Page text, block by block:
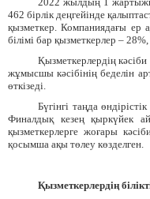
462 бірлік деңгейінде
қызметкер. Компаниядағы ер
білімі бар қызметкерлер –
Қызметкерлердің кәсіби
жұмысшы кәсібінің беделін
өткізеді.
Бүгінгі таңда
Финалдық кезең қыркүйек
қызметкерлерге жоғары
қосымша ақы төлеу көзделген.
Қызметкерлердің